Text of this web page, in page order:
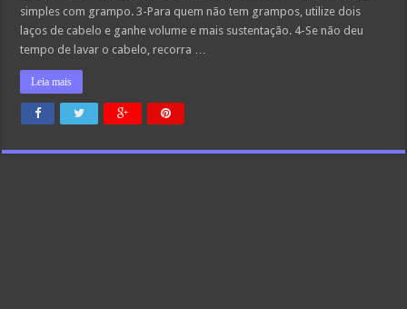
pressa
simples com grampo. 3-Para quem não tem grampos, utilize dois
laços de cabelo e ganhe volume e mais sustentação. 4-Se não deu
tempo de lavar o cabelo, recorra …
Leia mais